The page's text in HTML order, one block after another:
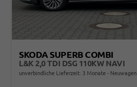
SKODA SUPERB COMBI
L&K 2,0 TDI DSG 110KW NAVI
unverbindliche Lieferzeit: 3 Monate Neuwagen